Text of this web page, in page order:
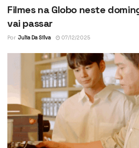
Filmes na Globo neste
vai passar
Por Julia Da Silva 07/12/2025